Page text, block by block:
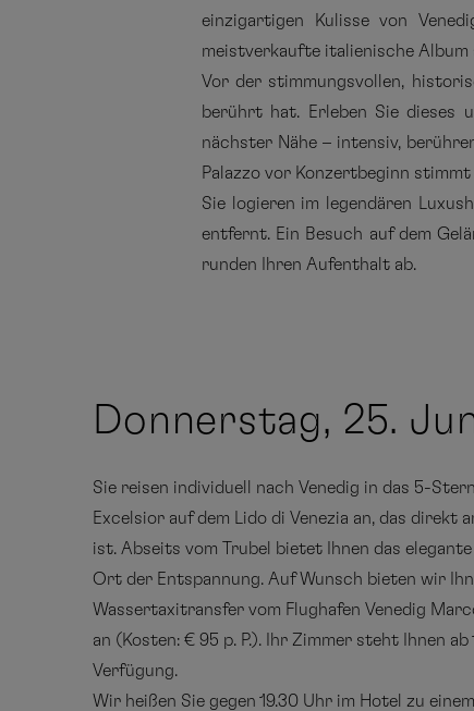
einzigartigen Kulisse von
meistverkaufte italienische Album
Vor der stimmungsvollen,
berührt hat. Erleben Sie dieses
nächster Nähe – intensiv,
Palazzo vor Konzertbeginn
Sie logieren im legendären
entfernt. Ein Besuch auf dem
runden Ihren Aufenthalt ab.
Donnerstag, 25.
Sie reisen individuell nach Venedig in das 5-
Excelsior auf dem Lido di Venezia an, das direkt
ist. Abseits vom Trubel bietet Ihnen das
Ort der Entspannung. Auf Wunsch bieten wir
Wassertaxitransfer vom Flughafen Venedig
an (Kosten: € 95 p. P.). Ihr Zimmer steht Ihnen
Verfügung.
Wir heißen Sie gegen 19.30 Uhr im Hotel zu einem